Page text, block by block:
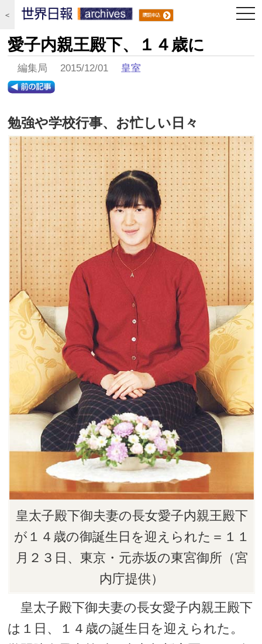
＜
愛子内親王殿下、１４歳に
編集局 2015/12/01 皇室
勉強や学校行事、お忙しい日々
皇太子殿下御夫妻の長女愛子内親王殿下
が１４歳の御誕生日を迎えられた＝１１
月２３日、東京・元赤坂の東宮御所（宮
内庁提供）
皇太子殿下御夫妻の長女愛子内親王殿下
は１日、１４歳の誕生日を迎えられた。